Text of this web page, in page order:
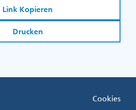
Link Kopieren
Drucken
Cookies